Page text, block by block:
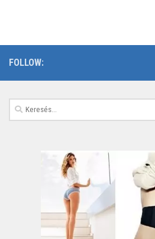
FOLLOW:
Keresés: